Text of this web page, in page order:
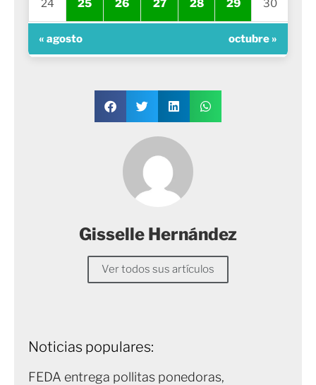
24 25 26 27 28 29 30
« agosto octubre »
Gisselle Hernández
Ver todos sus artículos
Noticias populares:
FEDA entrega pollitas ponedoras,